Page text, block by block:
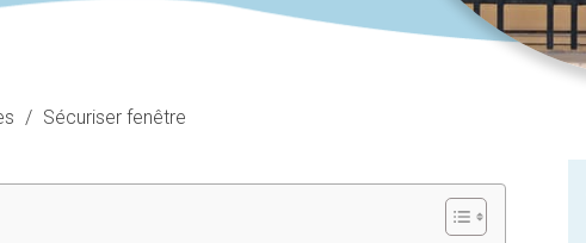
/ Sécuriser fenêtre